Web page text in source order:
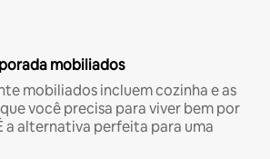
mobiliados
mobiliados incluem cozinha e as
você precisa para viver bem por
a alternativa perfeita para uma